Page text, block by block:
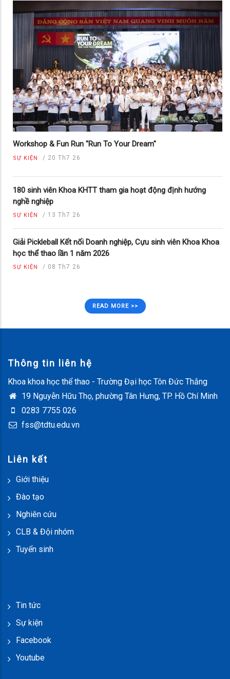
Workshop & Fun Run "Run To Your Dream"
SỰ KIỆN / 20 Th7 26
180 sinh viên Khoa KHTT tham gia hoạt động định hướng
nghề nghiệp
SỰ KIỆN / 13 Th7 26
Giải Pickleball Kết nối Doanh nghiệp, Cựu sinh viên Khoa Khoa
học thể thao lần 1 năm 2026
SỰ KIỆN / 08 Th7 26
READ MORE >>
Thông tin liên hệ
Khoa khoa học thể thao - Trường Đại học Tôn Đức Thắng
19 Nguyễn Hữu Thọ, phường Tân Hưng, TP. Hồ Chí Minh
0283 7755 026
fss@tdtu.edu.vn
Liên kết
Giới thiệu
Đào tạo
Nghiên cứu
CLB & Đội nhóm
Tuyển sinh
Tin tức
Sự kiện
Facebook
Youtube